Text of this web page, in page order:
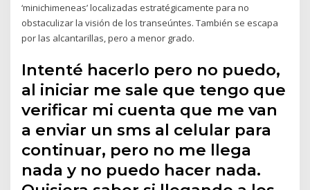
‘minichimeneas’ localizadas estratégicamente para no
obstaculizar la visión de los transeúntes. También se escapa
por las alcantarillas, pero a menor grado.
Intenté hacerlo pero no puedo,
al iniciar me sale que tengo que
verificar mi cuenta que me van
a enviar un sms al celular para
continuar, pero no me llega
nada y no puedo hacer nada.